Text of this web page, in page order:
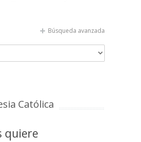
Búsqueda avanzada
Católica
quiere